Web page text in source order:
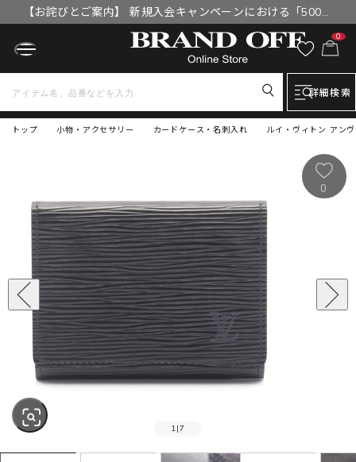
【お詫びとご案内】 新規入会キャンペーンにおける「500円
OFFクーポン」付与漏れと補填について
0
詳細検索
トップ ルイ・ヴィトン アン
小物・アクセサリー カードケース・名刺入れ
1 |7
0